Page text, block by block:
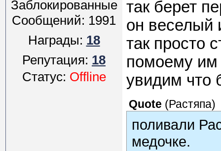
Заблокированные
Сообщений:1991
Награды:18
Репутация:18
Статус:Offline
так берет
он веселый
так просто
помоему
увидим что
Quote (Растяпа)
поливали
медочке.